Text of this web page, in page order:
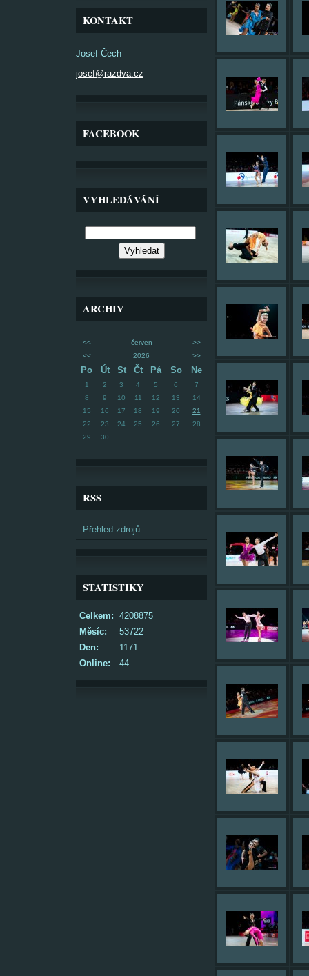
KONTAKT
Josef Čech
josef@razdva.cz
FACEBOOK
VYHLEDÁVÁNÍ
ARCHIV
<< červen
>>
<<
2026 >>
Po Út St Čt Pá So Ne
1 2 3 4 5 6
7
8
9 10 11 12 13
14
15
16 17 18 19 20
21
22
23 24 25 26 27
28
29
30
RSS
Přehled zdrojů
STATISTIKY
Online: 44
Celkem: 4208875
Měsíc:
53722
Den:
1171